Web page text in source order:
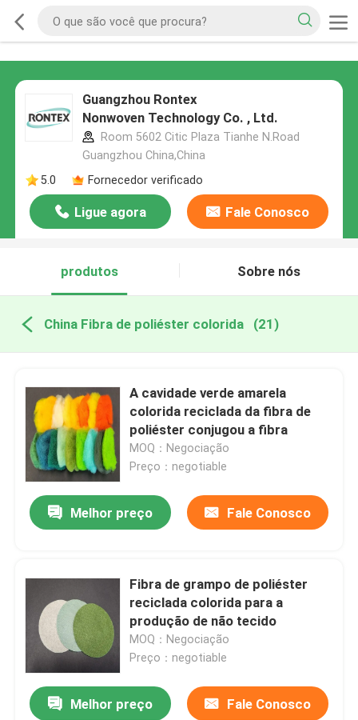
Guangzhou Rontex
Nonwoven Technology Co. , Ltd.
Room 5602 Citic Plaza Tianhe N.Road
Guangzhou China,China
5.0
Fornecedor verificado
Ligue agora Fale Conosco
produtos Sobre nós
China Fibra de poliéster colorida (21)
A cavidade verde amarela
colorida reciclada da fibra de
poliéster conjugou a fibra
MOQ：Negociação
Preço：negotiable
Melhor preço Fale Conosco
Fibra de grampo de poliéster
reciclada colorida para a
produção de não tecido
MOQ：Negociação
Preço：negotiable
Melhor preço Fale Conosco